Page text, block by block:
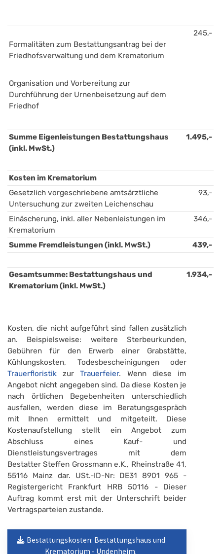
Formalitäten zum Bestattungsantrag bei der
Friedhofsverwaltung und dem Krematorium
Organisation und Vorbereitung zur
Durchführung der Urnenbeisetzung auf dem
Friedhof
245,-
Summe Eigenleistungen Bestattungshaus
(inkl. MwSt.)
1.495,-
Kosten im Krematorium
Gesetzlich vorgeschriebene amtsärztliche
Untersuchung zur zweiten Leichenschau
93,-
Einäscherung, inkl. aller Nebenleistungen im
Krematorium
346,-
Summe Fremdleistungen (inkl. MwSt.) 439,-
Gesamtsumme: Bestattungshaus und
Krematorium (inkl. MwSt.)
1.934,-
Kosten, die nicht aufgeführt sind fallen zusätzlich
an. Beispielsweise: weitere Sterbeurkunden,
Gebühren für den Erwerb einer Grabstätte,
Kühlungskosten, Todesbescheinigungen oder
Trauerfloristik zurTrauerfeier. Wenn diese im
Angebot nicht angegeben sind. Da diese Kosten je
nach örtlichen Begebenheiten unterschiedlich
ausfallen, werden diese im Beratungsgespräch
mit Ihnen ermittelt und mitgeteilt. Diese
Kostenaufstellung stellt ein Angebot zum
Abschluss eines Kauf- und
Dienstleistungsvertrages mit dem
Bestatter Steffen Grossmann e.K., Rheinstraße 41,
55116 Mainz dar. USt.-ID-Nr: DE31 8901 965 -
Registergericht Frankfurt HRB 50116 - Dieser
Auftrag kommt erst mit der Unterschrift beider
Vertragsparteien zustande.
Bestattungskosten: Bestattungshaus und
Krematorium - Undenheim.